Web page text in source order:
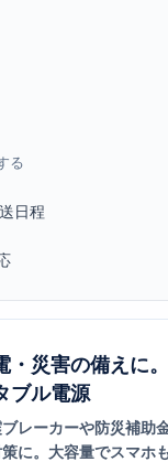
る
日程
・災害の備えに
ブル電源
レーカーや防災補助
に。大容量でスマホ